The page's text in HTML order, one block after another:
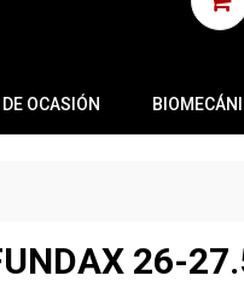
OCASIÓN
26-